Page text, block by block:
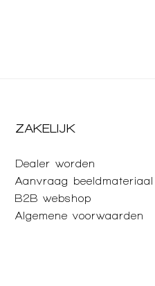
ZAKELIJK
Dealer worden
Aanvraag beeldmateriaal
B2B webshop
Algemene voorwaarden